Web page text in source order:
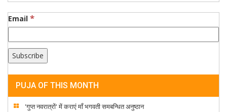
Email *
PUJA OF THIS MONTH
'गुप्त नवरात्रों' में कराएं माँ भगवती समबन्धित अनुष्ठान